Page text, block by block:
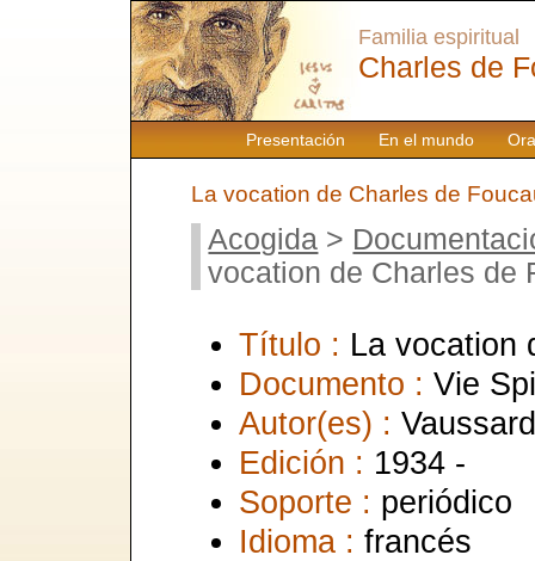
Presentación En el mundo
Familia espiritual
Charles de
La vocation de Charles de
Acogida >
vocation de Charles de
Título : La vocation
Documento : Vie
Autor(es) :
Edición : 1934 -
Soporte : periódico
Idioma : francés